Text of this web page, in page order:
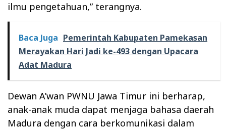
ilmu pengetahuan,” terangnya.
Baca Juga Pemerintah Kabupaten Pamekasan
Merayakan Hari Jadi ke-493 dengan Upacara
Adat Madura
Dewan A’wan PWNU Jawa Timur ini berharap,
anak-anak muda dapat menjaga bahasa daerah
Madura dengan cara berkomunikasi dalam